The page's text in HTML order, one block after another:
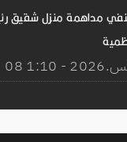
تنفي مداهمة منزل شقيق
- 1:10